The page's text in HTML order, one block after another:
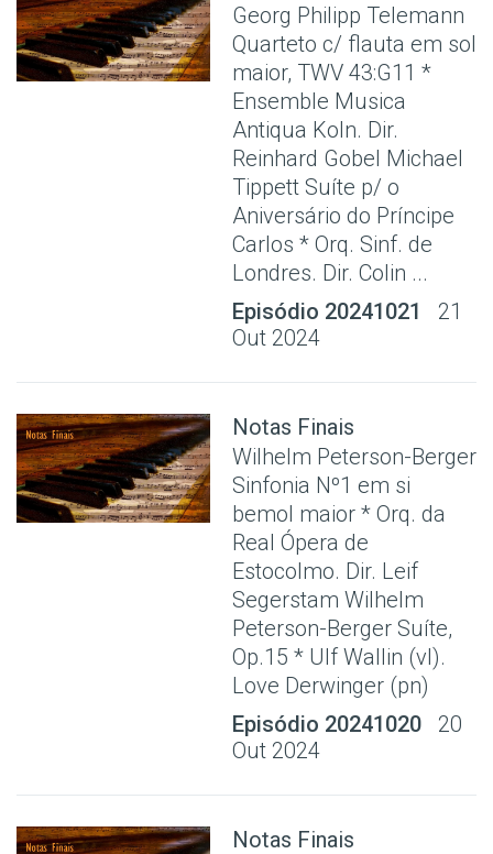
Georg Philipp Telemann
Quarteto c/ flauta em sol
maior, TWV 43:G11 *
Ensemble Musica
Antiqua Koln. Dir.
Reinhard Gobel Michael
Tippett Suíte p/ o
Aniversário do Príncipe
Carlos * Orq. Sinf. de
Londres. Dir. Colin ...
Episódio 20241021
21
Out 2024
Notas Finais
Wilhelm Peterson-Berger
Sinfonia Nº1 em si
bemol maior * Orq. da
Real Ópera de
Estocolmo. Dir. Leif
Segerstam Wilhelm
Peterson-Berger Suíte,
Op.15 * Ulf Wallin (vl).
Love Derwinger (pn)
Episódio 20241020
20
Out 2024
Notas Finais